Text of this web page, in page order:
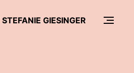
GIESINGER